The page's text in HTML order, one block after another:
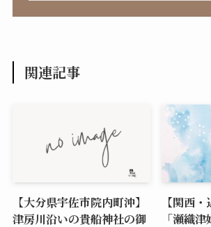
関連記事
【大分県宇佐市院内町沖】
津房川沿いの貴船神社の御
【関西
「瀬織